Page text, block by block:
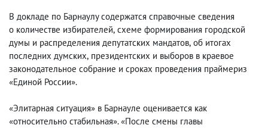
В докладе по Барнаулу содержатся справочные сведения
о количестве избирателей, схеме формирования городской
думы и распределения депутатских мандатов, об итогах
последних думских, президентских и выборов в краевое
законодательное собрание и сроках проведения праймериз
«Единой России».
«Элитарная ситуация» в Барнауле оценивается как
«относительно стабильная». «После смены главы